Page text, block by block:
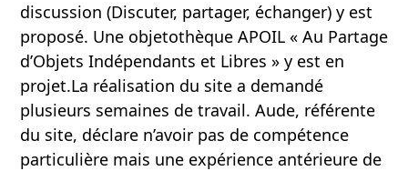
discussion (Discuter, partager, échanger) y est
proposé. Une objetothèque APOIL « Au Partage
d’Objets Indépendants et Libres » y est en
projet.La réalisation du site a demandé
plusieurs semaines de travail. Aude, référente
du site, déclare n’avoir pas de compétence
particulière mais une expérience antérieure de